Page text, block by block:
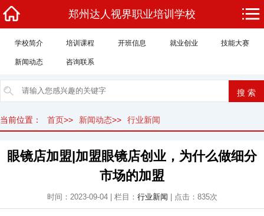
郑州达人视界职业培训学校
学校简介 培训课程 开班信息 就业创业 技能大赛
新闻动态 咨询联系
当前位置： 首页>> 新闻动态>> 行业新闻
眼镜店加盟|加盟眼镜店创业，为什么做细分
市场的加盟
时间：2023-09-04 | 栏目： 行业新闻 | 点击：835次